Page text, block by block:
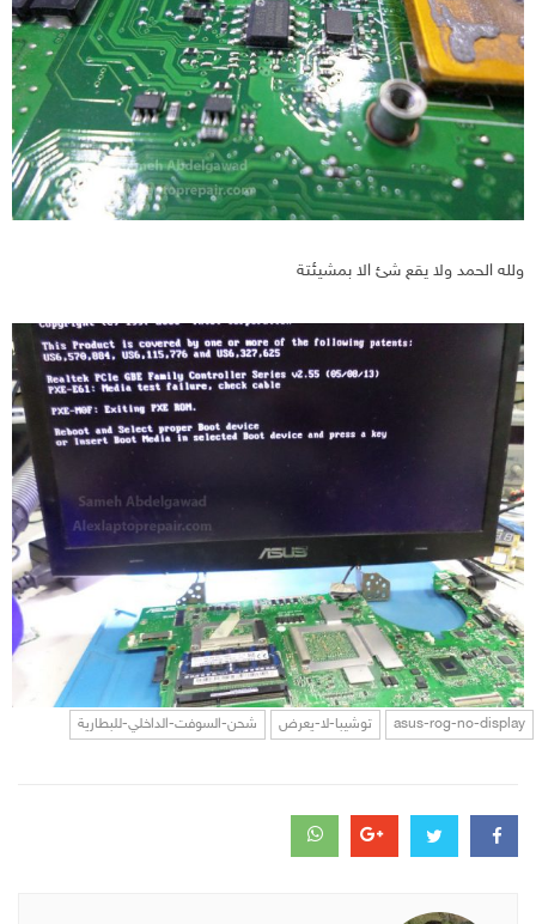
ولله الحمد ولا يقع شئ الا بمشيئتة
asus-rog-no-display توشيبا-لا-يعرض شحن-السوفت-الداخلي-للبطارية